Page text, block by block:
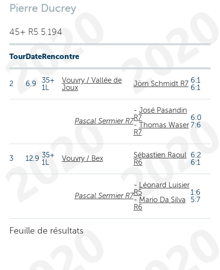
Pierre Ducrey
45+ R5 5.194
TourDateRencontre
2 6.9
35+
1L
Vouvry / Vallée de
Joux
Jörn Schmidt R7 6:1
6:1
Pascal Sermier R7
- José Pasandin
R7
- Thomas Waser
R7
6:0
7:6
3 12.9 35+
1L
Vouvry / Bex
Sébastien Raoul
R6
6:2
6:1
Pascal Sermier R7
-
Léonard Luisier
R5
- Mario Da Silva
R6
1:6
5:7
Feuille de résultats